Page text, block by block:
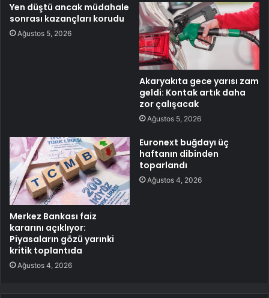
Yen düştü ancak müdahale
sonrası kazançları korudu
Ağustos 5, 2026
Akaryakıta gece yarısı zam
geldi: Kontak artık daha
zor çalışacak
Ağustos 5, 2026
Merkez Bankası faiz
kararını açıklıyor:
Piyasaların gözü yarınki
kritik toplantıda
Ağustos 4, 2026
Euronext buğdayı üç
haftanın dibinden
toparlandı
Ağustos 4, 2026